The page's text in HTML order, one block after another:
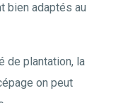
bien adaptés au
de plantation, la
on peut